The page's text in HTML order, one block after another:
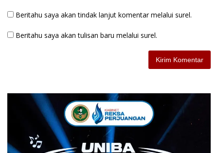
Beritahu saya akan tindak lanjut komentar melalui surel.
Beritahu saya akan tulisan baru melalui surel.